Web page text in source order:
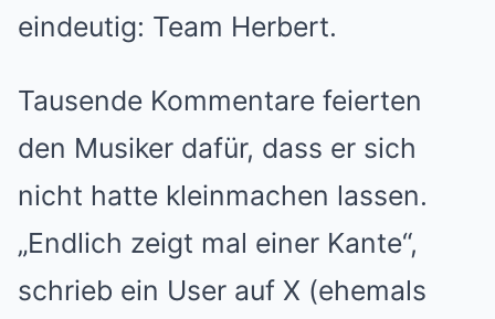
eindeutig: Team Herbert.
Tausende Kommentare feierten
den Musiker dafür, dass er sich
nicht hatte kleinmachen lassen.
„Endlich zeigt mal einer Kante“,
schrieb ein User auf X (ehemals